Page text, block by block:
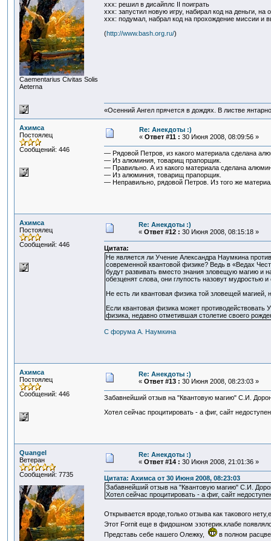
Сaementarius Civitas Solis
Aeterna
ххх: решил в дисайплс II поиграть
ххх: запустил новую игру, набирал код на деньги, на
ххх: подумал, набрал код на прохождение миссии и
(http://www.bash.org.ru/)
«Осенний Ангел прячется в дождях. В листве
Ахимса
Постоялец
Сообщений: 446
Re: Анекдоты :)
« Ответ #11 : 30 Июня 2008, 08:09:56 »
— Рядовой Петров, из какого материала сделана
— Из алюминия, товарищ прапорщик.
— Правильно. А из какого материала сделана
— Из алюминия, товарищ прапорщик.
— Неправильно, рядовой Петров. Из того же
Ахимса
Постоялец
Сообщений: 446
Re: Анекдоты :)
« Ответ #12 : 30 Июня 2008, 08:15:18 »
Цитата:
Не является ли Учение Александра Наумкина
современной квантовой физике? Ведь в «Ведах
будут развивать вместо знания зловещую магию и
обезценят слова, они глупость назовут мудростью
Не есть ли квантовая физика той зловещей магией,
Если квантовая физика может
физика, недавно отметившая столетие своего
С форума А. Наумкина
Ахимса
Постоялец
Сообщений: 446
Re: Анекдоты :)
« Ответ #13 : 30 Июня 2008, 08:23:03 »
Забавнейший отзыв на "Квантовую магию" С.И.
Хотел сейчас процитировать - а фиг, сайт
Quangel
Ветеран
Сообщений: 7735
Re: Анекдоты :)
« Ответ #14 : 30 Июня 2008, 21:01:36 »
Цитата: Ахимса от 30 Июня 2008, 08:23:03
Забавнейший отзыв на "Квантовую магию" С.И.
Хотел сейчас процитировать - а фиг, сайт
Открывается вроде,только отзыва как такового
Этот Fornit еще в фидошном эзотерик.клабе
Представь себе нашего Олежку,
в полном